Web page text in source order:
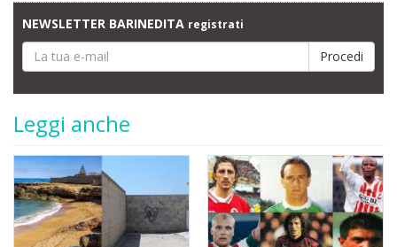
NEWSLETTER BARINEDITA registrati
Leggi anche